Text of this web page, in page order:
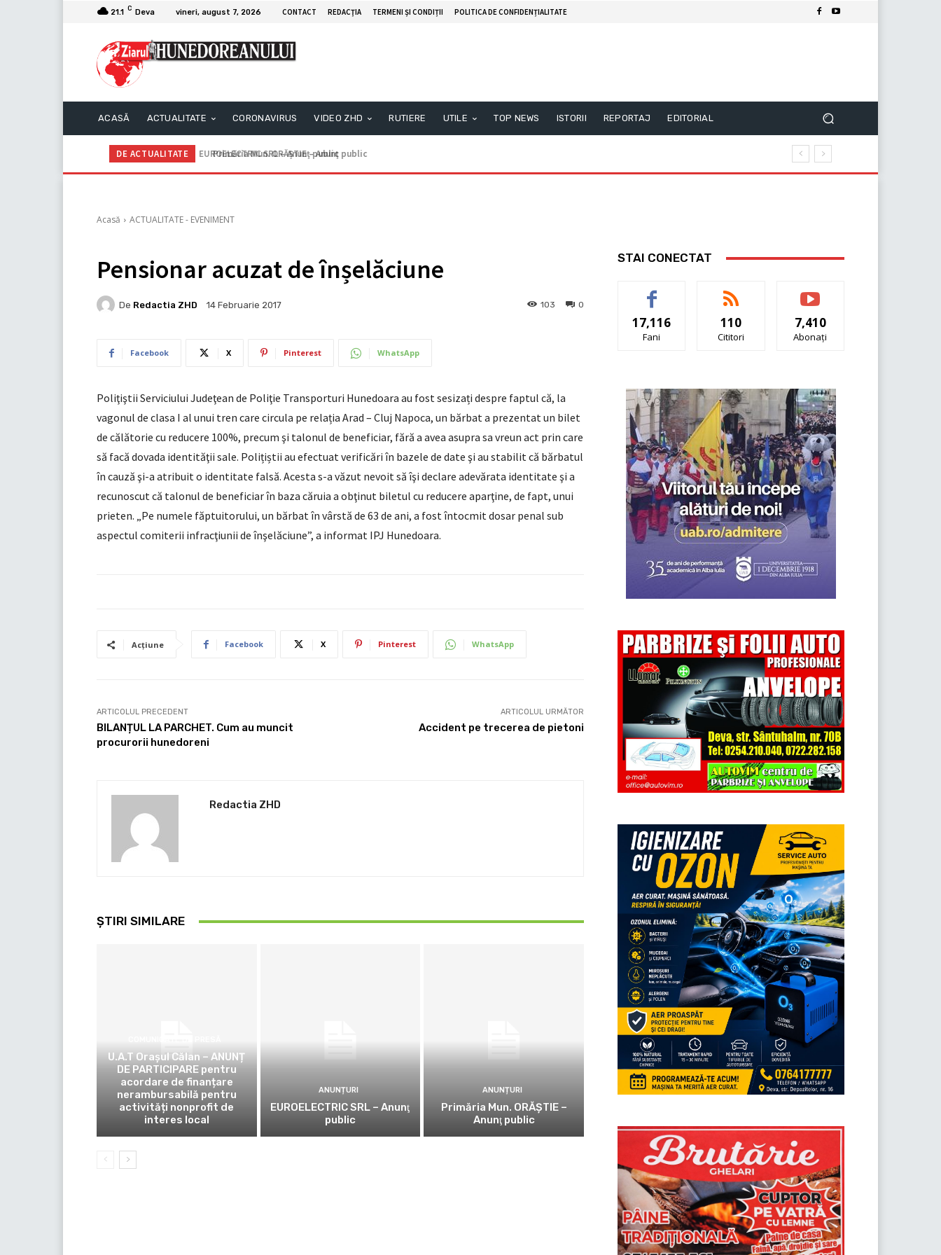
21.1 C Deva vineri, august 7, 2026 CONTACT REDACŢIA TERMENI ȘI CONDIȚII POLITICA DE CONFIDENȚIALITATE
ACASĂ ACTUALITATE CORONAVIRUS VIDEO ZHD RUTIERE UTILE TOP NEWS ISTORII REPORTAJ EDITORIAL
DE ACTUALITATE Primăria Mun. ORĂȘTIE – Anunţ public
Acasă ACTUALITATE - EVENIMENT
Pensionar acuzat de înșelăciune
De Redactia ZHD 14 Februarie 2017 0
103
Facebook X Pinterest WhatsApp
Poliţiştii Serviciului Judeţean de Poliţie Transporturi Hunedoara au fost sesizați despre faptul că, la
vagonul de clasa I al unui tren care circula pe relația Arad – Cluj Napoca, un bărbat a prezentat un bilet
de călătorie cu reducere 100%, precum şi talonul de beneficiar, fără a avea asupra sa vreun act prin care
să facă dovada identităţii sale. Polițiștii au efectuat verificări în bazele de date şi au stabilit că bărbatul
în cauză şi-a atribuit o identitate falsă. Acesta s-a văzut nevoit să îşi declare adevărata identitate şi a
recunoscut că talonul de beneficiar în baza căruia a obţinut biletul cu reducere aparţine, de fapt, unui
prieten. „Pe numele făptuitorului, un bărbat în vârstă de 63 de ani, a fost întocmit dosar penal sub
aspectul comiterii infracţiunii de înşelăciune”, a informat IPJ Hunedoara.
Acțiune Facebook X Pinterest WhatsApp
ARTICOLUL PRECEDENT
BILANȚUL LA PARCHET. Cum au muncit
procurorii hunedoreni
ARTICOLUL URMĂTOR
Accident pe trecerea de pietoni
Redactia ZHD
ȘTIRI SIMILARE
U.A.T Orașul Călan – ANUNȚ
DE PARTICIPARE pentru
acordare de finanțare
nerambursabilă pentru
activități nonprofit de
interes local
ANUNȚURI
EUROELECTRIC SRL – Anunţ
public
ANUNȚURI
Primăria Mun. ORĂȘTIE –
Anunţ public
STAI CONECTAT
17,116
Fani
110
Cititori
7,410
Abonați